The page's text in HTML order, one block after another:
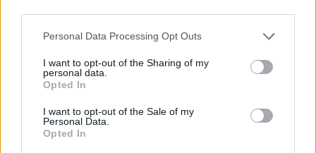
Personal Data Processing Opt Outs
I want to opt-out of the Sharing of my
personal data.
Opted In
I want to opt-out of the Sale of my
Personal Data.
Opted In
Tavaly, mikor a legtöbb országban drámaian visszaesett a
közül, ahol az éves GDP növekedni tudott. 2009-ben a
megelőző évhez képest 1,7%-kal növekedett a
nőnek a lengyelek?Miközben Európa a görög válság miatt
aggódik, a lengyel gazdaság az IMF előrejelzése szerint...